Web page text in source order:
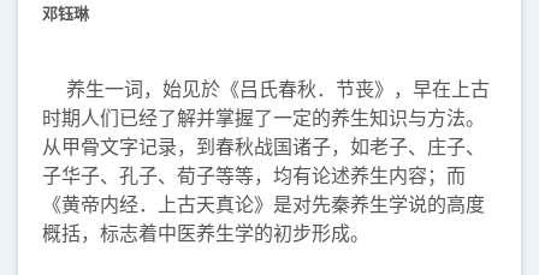
邓钰琳
养生一词，始见於《吕氏春秋．节丧》，早在上古
时期人们已经了解并掌握了一定的养生知识与方法。
从甲骨文字记录，到春秋战国诸子，如老子、庄子、
子华子、孔子、荀子等等，均有论述养生内容；而
《黄帝内经．上古天真论》是对先秦养生学说的高度
概括，标志着中医养生学的初步形成。